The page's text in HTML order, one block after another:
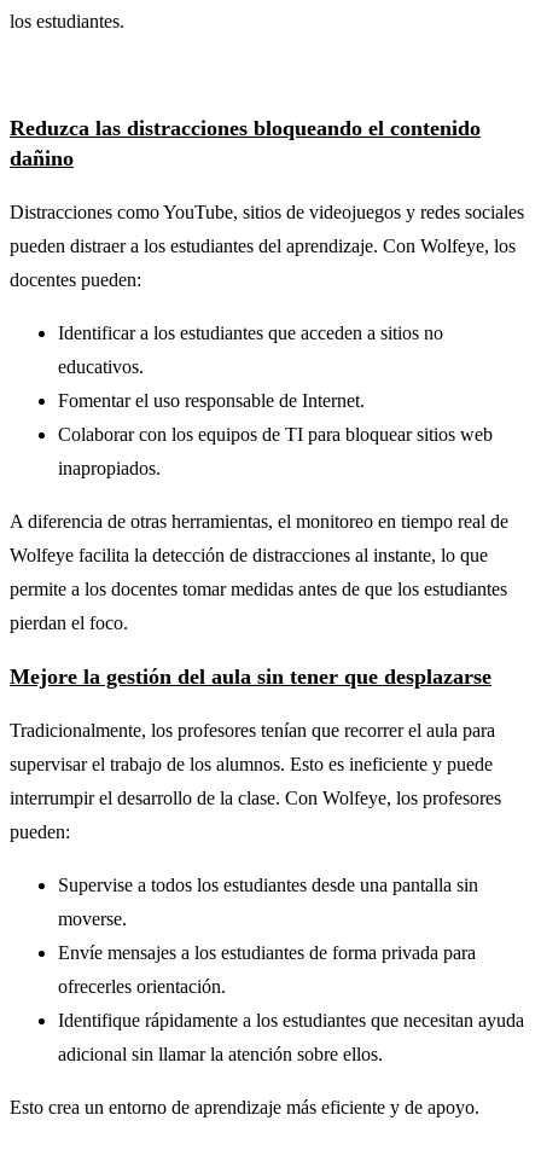
los estudiantes.
Reduzca las distracciones bloqueando el contenido
dañino
Distracciones como YouTube, sitios de videojuegos y redes sociales
pueden distraer a los estudiantes del aprendizaje. Con Wolfeye, los
docentes pueden:
Identificar a los estudiantes que acceden a sitios no
educativos.
Fomentar el uso responsable de Internet.
Colaborar con los equipos de TI para bloquear sitios web
inapropiados.
A diferencia de otras herramientas, el monitoreo en tiempo real de
Wolfeye facilita la detección de distracciones al instante, lo que
permite a los docentes tomar medidas antes de que los estudiantes
pierdan el foco.
Mejore la gestión del aula sin tener que desplazarse
Tradicionalmente, los profesores tenían que recorrer el aula para
supervisar el trabajo de los alumnos. Esto es ineficiente y puede
interrumpir el desarrollo de la clase. Con Wolfeye, los profesores
pueden:
Supervise a todos los estudiantes desde una pantalla sin
moverse.
Envíe mensajes a los estudiantes de forma privada para
ofrecerles orientación.
Identifique rápidamente a los estudiantes que necesitan ayuda
adicional sin llamar la atención sobre ellos.
Esto crea un entorno de aprendizaje más eficiente y de apoyo.